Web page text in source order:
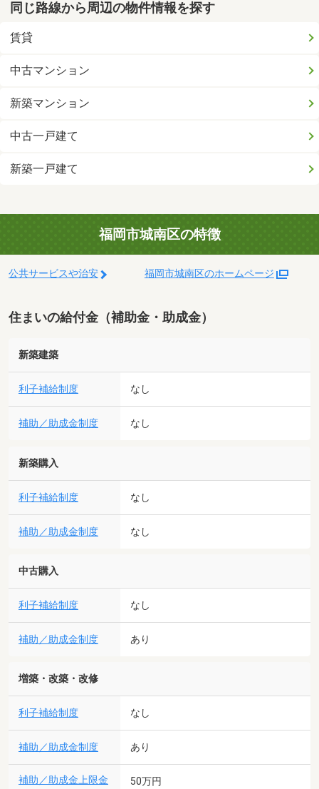
同じ路線から周辺の物件情報を探す
賃貸
中古マンション
新築マンション
中古一戸建て
新築一戸建て
福岡市城南区の特徴
公共サービスや治安 福岡市城南区のホームページ
住まいの給付金（補助金・助成金）
新築建築
利子補給制度 なし
補助／助成金制度 なし
新築購入
利子補給制度 なし
補助／助成金制度 なし
中古購入
利子補給制度 なし
補助／助成金制度 あり
増築・改築・改修
利子補給制度 なし
補助／助成金制度 あり
補助／助成金上限金
50万円